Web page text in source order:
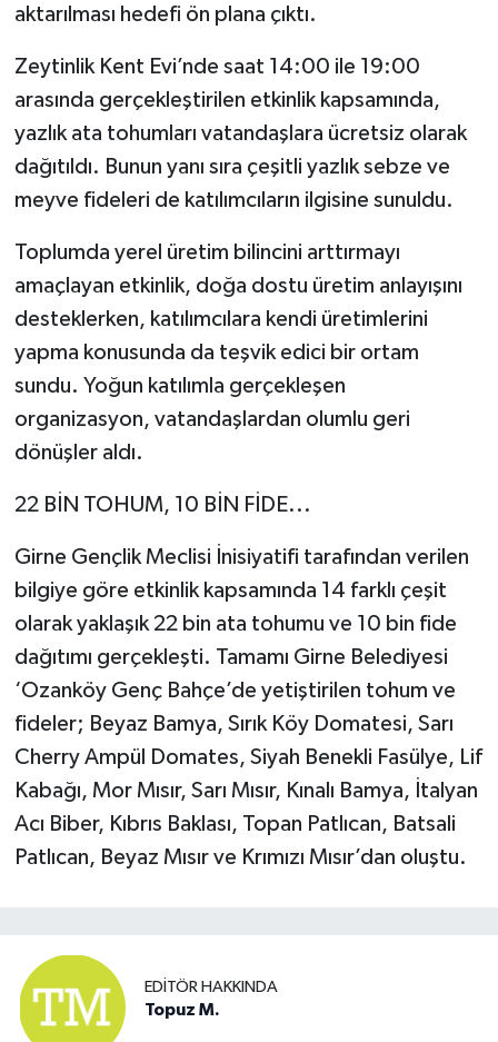
aktarılması hedefi ön plana çıktı.
Zeytinlik Kent Evi’nde saat 14:00 ile 19:00
arasında gerçekleştirilen etkinlik kapsamında,
yazlık ata tohumları vatandaşlara ücretsiz olarak
dağıtıldı. Bunun yanı sıra çeşitli yazlık sebze ve
meyve fideleri de katılımcıların ilgisine sunuldu.
Toplumda yerel üretim bilincini arttırmayı
amaçlayan etkinlik, doğa dostu üretim anlayışını
desteklerken, katılımcılara kendi üretimlerini
yapma konusunda da teşvik edici bir ortam
sundu. Yoğun katılımla gerçekleşen
organizasyon, vatandaşlardan olumlu geri
dönüşler aldı.
22 BİN TOHUM, 10 BİN FİDE...
Girne Gençlik Meclisi İnisiyatifi tarafından verilen
bilgiye göre etkinlik kapsamında 14 farklı çeşit
olarak yaklaşık 22 bin ata tohumu ve 10 bin fide
dağıtımı gerçekleşti. Tamamı Girne Belediyesi
‘Ozanköy Genç Bahçe’de yetiştirilen tohum ve
fideler; Beyaz Bamya, Sırık Köy Domatesi, Sarı
Cherry Ampül Domates, Siyah Benekli Fasülye, Lif
Kabağı, Mor Mısır, Sarı Mısır, Kınalı Bamya, İtalyan
Acı Biber, Kıbrıs Baklası, Topan Patlıcan, Batsali
Patlıcan, Beyaz Mısır ve Krımızı Mısır’dan oluştu.
EDITÖR HAKKINDA
Topuz M.